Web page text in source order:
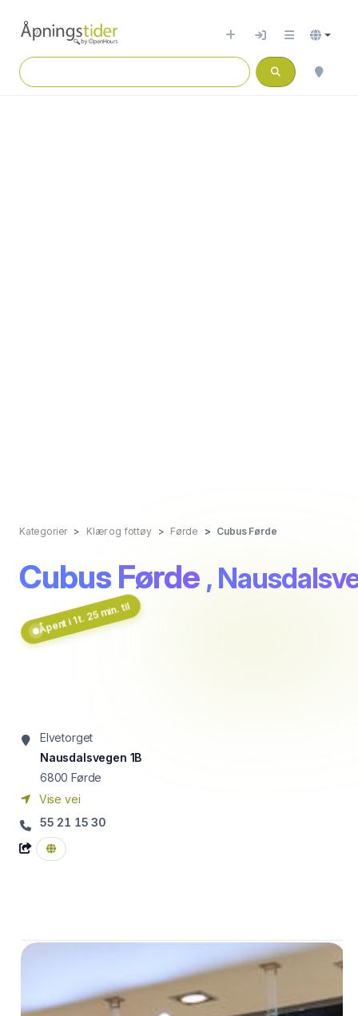
Kategorier Klær og fottøy Førde Cubus Førde
Cubus Førde ,
Åpent i 1 t. 25 min. til
Elvetorget
Nausdalsvegen 1B
6800 Førde
Vise vei
55 21 15 30